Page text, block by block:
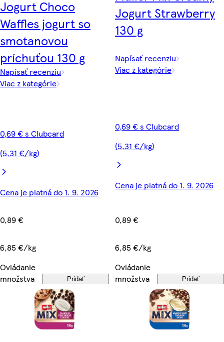
Jogurt Choco
Waffles jogurt so
smotanovou
príchuťou 130 g
Napísať recenziu
Viac z kategórie
0,69 € s Clubcard
(5,31 €/kg)
Cena je platná do 1. 9. 2026
0,89 €
6,85 €/kg
Ovládanie
množstva
Pridať
Jogurt Strawberry
130 g
Napísať recenziu
Viac z kategórie
0,69 € s Clubcard
(5,31 €/kg)
Cena je platná do 1. 9. 2026
0,89 €
6,85 €/kg
Ovládanie
množstva
Pridať